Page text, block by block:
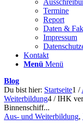
Termine
Report
Daten &
Impressum
Kontakt
Menü Menü
Blog
Du bist hier: Startseite1 /
Weiterbildung4 / IHK
Binnenschiff...
Aus- und Weiterbildung,